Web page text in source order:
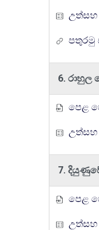
උත්සහ
පතුරමු
6.
පෙළ
උත්සහ
7.
පෙළ
උත්සහ